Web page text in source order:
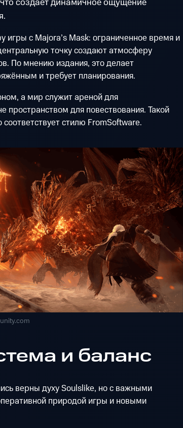
игры с Majora’s Mask: ограниченное время и
точку создают атмосферу
По мнению издания, это делает
и требует планирования.
а мир служит ареной для
пространством для повествования. Такой
стилю FromSoftware.
и баланс
верны духу Soulslike, но с важными
природой игры и новыми